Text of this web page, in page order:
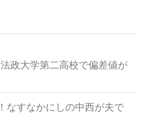
法政大学第二高校で偏差値が
なすなかにしの中西が夫で